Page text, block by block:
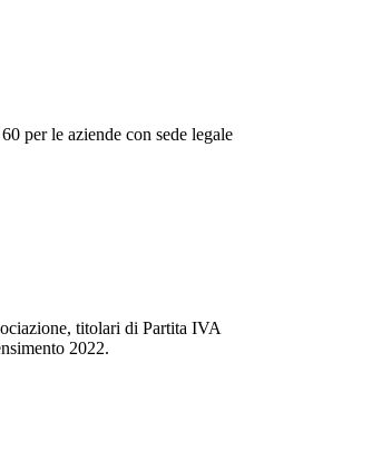
per le aziende con sede legale
titolari di Partita IVA
2022.